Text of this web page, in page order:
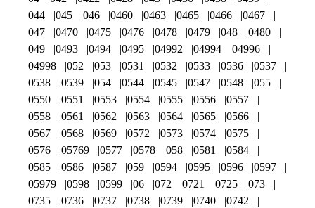
044
045 046 0460 0463 0465 0466
0467
047
0470 0475 0476 0478 0479 048
0480
049
0493 0494 0495 04992 04994
04996
04998
052 053 0531 0532 0533 0536
0537
0538
0539 054 0544 0545 0547 0548
055
0550
0551 0553 0554 0555 0556
0557
0558
0561 0562 0563 0564 0565
0566
0567
0568 0569 0572 0573 0574
0575
0576
05769 0577 0578 058 0581
0584
0585
0586 0587 059 0594 0595 0596
0597
05979
0598 0599 06 072 0721 0725
073
0735
0736 0737 0738 0739 0740
0742